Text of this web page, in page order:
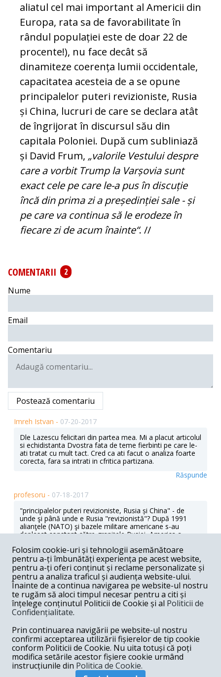
aliatul cel mai important al Ame­ri­cii din
Europa, rata sa de favorabilitate în
rândul populației este de doar 22 de
procente!), nu face decât să
dinamiteze coerența lumii occidentale,
capacitatea aces­teia de a se opune
principalelor puteri revizioniste, Rusia
și China, lucruri de care se declara atât
de îngrijorat în dis­cur­sul său din
capitala Poloniei. După cum subliniază
și David Frum, „valorile Ves­tu­lui despre
care a vorbit Trump la Var­șo­via sunt
exact cele pe care le-a pus în dis­cuție
încă din prima zi a președinției sa­le - și
pe care va continua să le ero­deze în
fiecare zi de acum înainte“. //
COMENTARII
2
Nume
Email
Comentariu
Postează comentariu
Imreh Istvan - 07-20-2017
Dle Lazescu felicitari din partea mea. Mi a placut articolul
si echidistanta Dvostra fata de teme fierbinti pe care le-
ati tratat cu mult tact. Cred ca ati facut o analiza foarte
corecta, fara sa intrati in cfritica partizana.
Răspunde
profesoru - 07-18-2017
"principalelor puteri revizioniste, Rusia și China" - de
unde şi până unde e Rusia "revizionistă"? După 1991
alianţele (NATO) şi bazele militare americane s-au
deplasat constant către graniţele Rusiei, America a
Rusia în afara spaţiului CSI (Assad). Iar când Rusia, în
ultimă instanţă, reacţionează pentru a-şi apăra
securitatea (intervenţia din Ucraina, în lipsa căreia
Ucraina ar fi intrat fluierând în NATO, aşa cum se
decisese la summitul de la Bucureşti) şi aliaţii (Assad),
atunci e, vezi-Doamne, "revizionistă"! Din contră, Rusia
a acţionat pentru menţinerea statu-quo-ului (Ucraina în
afara NATO şi Assad la putere). Revizionişti, adică
dornici de a modifica statu-quo-ul, au fost occidentalii.
Regretatul George Kennan, părintele doctrinei îndiguirii,
s-a opus extinderii NATO şi a lăsat o profeţie: extinderea
NATO va provoca o reacţie militară din partea Rusiei, şi
atunci apologeţii extinderii vor spune "v-am zis noi că
aşa sunt ruşii!" Exact ce vedem că se întâmplă.
Folosim cookie-uri și tehnologii asemănătoare
pentru a-ți îmbunătăți experiența pe acest website,
pentru a-ți oferi conținut și reclame personalizate și
pentru a analiza traficul și audiența website-ului.
Înainte de a continua navigarea pe website-ul nostru
te rugăm să aloci timpul necesar pentru a citi și
înțelege conținutul Politicii de Cookie și al Politicii de
Confidențialitate.
Prin continuarea navigării pe website-ul nostru
confirmi acceptarea utilizării fișierelor de tip cookie
conform Politicii de Cookie. Nu uita totuși că poți
modifica setările acestor fișiere cookie urmând
instrucțiunile din Politica de Cookie.